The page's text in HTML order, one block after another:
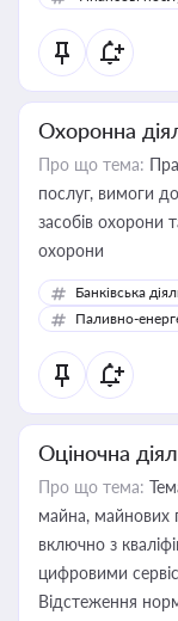
Охоронна
Про що тема:
послуг, вимоги
засобів охорони
охорони
Банківська
Паливно-
Оціночна
Про що тема:
майна, майнових
включно з
цифровими
Відстеження